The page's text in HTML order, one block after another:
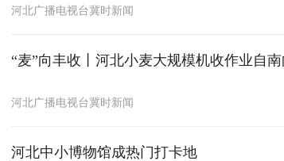
河北广播电视台冀时新闻
“麦”向丰收丨河北小麦大规模机收作业自
河北广播电视台冀时新闻
河北中小博物馆成热门打卡地